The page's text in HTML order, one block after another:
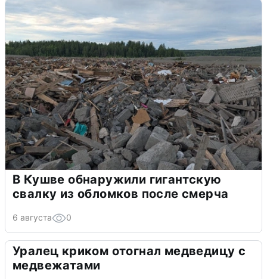
В Кушве обнаружили гигантскую
свалку из обломков после смерча
6 августа 0
Уралец криком отогнал медведицу с
медвежатами